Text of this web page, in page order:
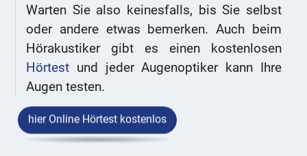
Warten Sie also keinesfalls, bis Sie selbst
oder andere etwas bemerken. Auch beim
Hörakustiker gibt es einen kostenlosen
Hörtest und jeder Augenoptiker kann Ihre
Augen testen.
hier Online Hörtest kostenlos